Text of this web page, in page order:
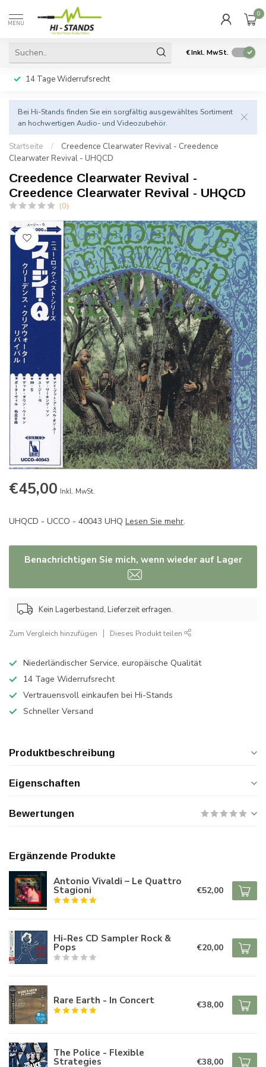
MENU
0
€Inkl. MwSt.
14 Tage Widerrufsrecht
Bei Hi-Stands finden Sie ein sorgfältig ausgewähltes Sortiment
an hochwertigen Audio- und Videozubehör.
Startseite /
Creedence Clearwater Revival - Creedence
Clearwater Revival - UHQCD
Creedence Clearwater Revival -
Creedence Clearwater Revival - UHQCD
(0)
€45,00 Inkl. MwSt.
UHQCD - UCCO - 40043 UHQ Lesen Sie mehr.
Benachrichtigen Sie mich, wenn wieder auf Lager
Kein Lagerbestand, Lieferzeit erfragen.
Zum Vergleich hinzufügen Dieses Produkt teilen
Niederländischer Service, europäische Qualität
14 Tage Widerrufsrecht
Vertrauensvoll einkaufen bei Hi-Stands
Schneller Versand
Produktbeschreibung
Eigenschaften
Bewertungen
Ergänzende Produkte
Antonio Vivaldi – Le Quattro
Stagioni €52,00
Hi-Res CD Sampler Rock &
Pops €20,00
Rare Earth - In Concert €38,00
The Police - Flexible
Strategies €38,00